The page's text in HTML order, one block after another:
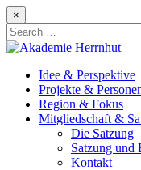
Skip
to
content
×
Search
for:
Idee & Perspektive
Projekte &
Region & Fokus
Mitgliedschaft &
Die Satzung
Satzung und
Kontakt